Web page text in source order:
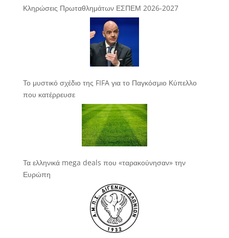
Κληρώσεις Πρωταθλημάτων ΕΣΠΕΜ 2026-2027
Το μυστικό σχέδιο της FIFA για το Παγκόσμιο Κύπελλο
που κατέρρευσε
Τα ελληνικά mega deals που «ταρακούνησαν» την
Ευρώπη